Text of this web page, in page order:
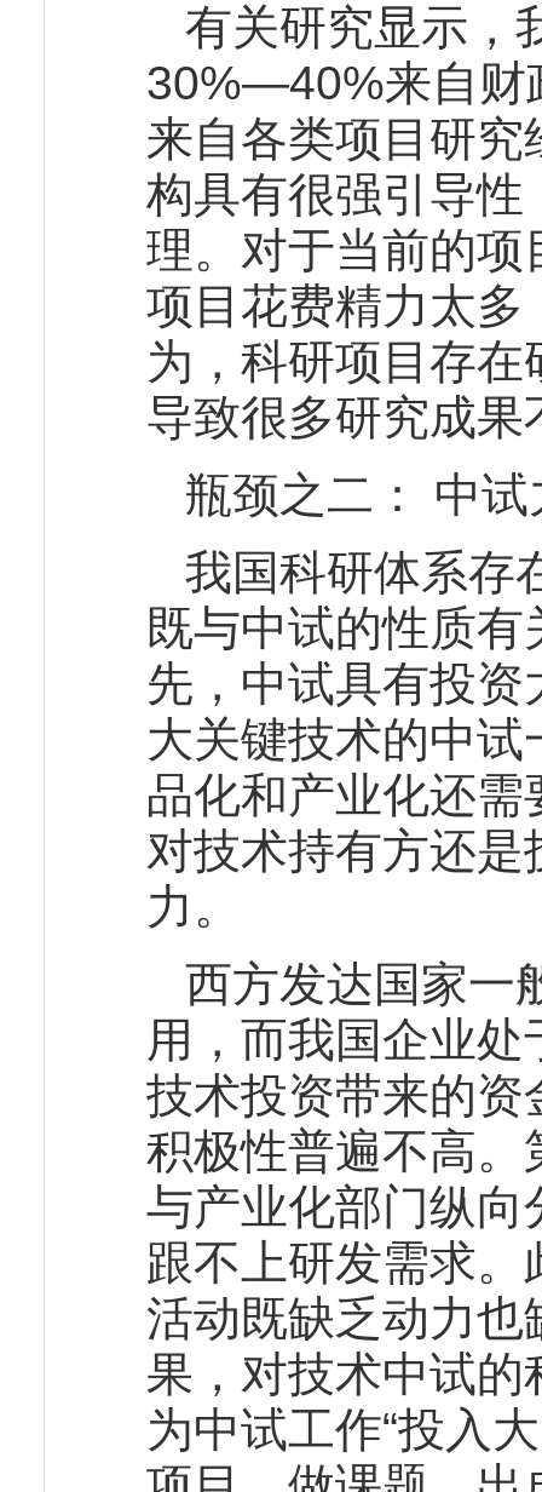
有关研究显示，
30%—40%来自财
来自各类项目研
构具有很强引导
理。对于当前的
项目花费精力太
为，科研项目存
导致很多研究成
瓶颈之二： 中
我国科研体系存
既与中试的性质
先，中试具有投
大关键技术的中
品化和产业化还
对技术持有方还
力。
西方发达国家一
用，而我国企业
技术投资带来的
积极性普遍不高
与产业化部门纵
跟不上研发需求
活动既缺乏动力
果，对技术中试
为中试工作“投入